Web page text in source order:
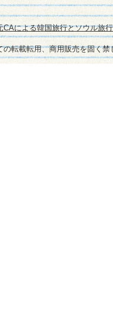
CAによる韓国旅行とソウル旅
転載転用、商用販売を固く禁